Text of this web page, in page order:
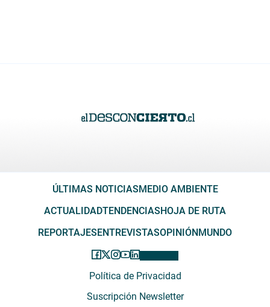
ÚLTIMAS NOTICIASMEDIO AMBIENTE
ACTUALIDADTENDENCIASHOJA DE RUTA
REPORTAJESENTREVISTASOPINIÓNMUNDO
Política de Privacidad
Suscripción Newsletter